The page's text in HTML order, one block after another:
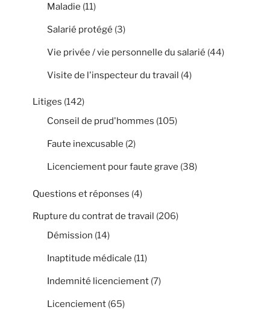
Maladie (11)
Salarié protégé (3)
Vie privée / vie personnelle du salarié (44)
Visite de l'inspecteur du travail (4)
Litiges (142)
Conseil de prud'hommes (105)
Faute inexcusable (2)
Licenciement pour faute grave (38)
Questions et réponses (4)
Rupture du contrat de travail (206)
Démission (14)
Inaptitude médicale (11)
Indemnité licenciement (7)
Licenciement (65)